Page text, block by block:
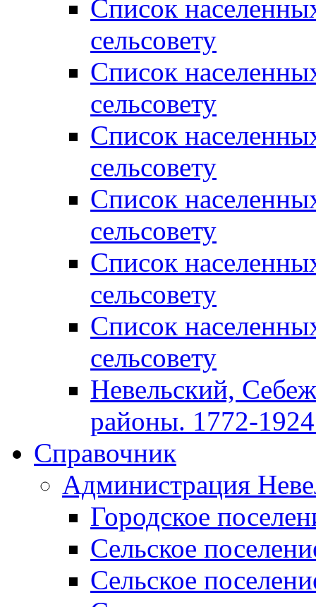
Список
сельсовету
Список
сельсовету
Список
сельсовету
Список
сельсовету
Список
сельсовету
Список
сельсовету
Невельский,
районы. 1772-1924
Справочник
Администрация
Городское
Сельское
Сельское